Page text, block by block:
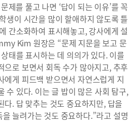
제를 풀고 나면 ‘답이 되는 이유’를 꼭
생이 시간을 많이 할애하지 않도록 틀
간소화하여 표시해놓고, 강사에게 설
Kim 원장은 “문제 지문을 보고 문
태를 표시하는 데 의의가 있다. 이를
으로 보면서 회독 수가 많아지고, 추후
에게 피드백 받으면서 자연스럽게 지
수 있다. 이는 글 밥이 많은 사회 탐구,
다. 답 맞추는 것도 중요하지만, 답을
늘려가는 것도 중요하다.”라고 설명